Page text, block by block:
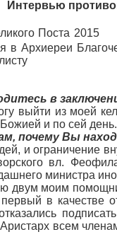
Интервью
Поста 2015
в Архиереи
в
выйти из моей
и по сей день.
почему Вы
и ограничение
вл.
министра
двум моим
в качестве
всем